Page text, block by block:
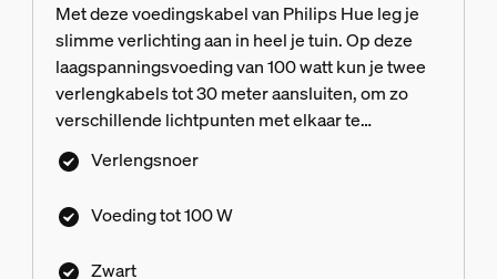
Met deze voedingskabel van Philips Hue leg je
slimme verlichting aan in heel je tuin. Op deze
laagspanningsvoeding van 100 watt kun je twee
verlengkabels tot 30 meter aansluiten, om zo
verschillende lichtpunten met elkaar te
verbinden. Combineer dus meerdere slimme
laagspanningslampen tot een maximaal
Verlengsnoer
Voeding tot 100 W
Zwart